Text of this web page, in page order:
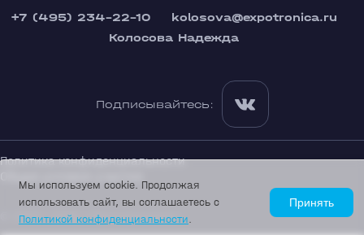
+7 (495) 234-22-10
kolosova@expotronica.ru
Колосова Надежда
Подписывайтесь:
Политика конфиденциальности
© 2002—2026 «Экспотроника»
Мы используем cookie. Продолжая
использовать сайт, вы соглашаетесь с
Политикой конфиденциальности.
Принять